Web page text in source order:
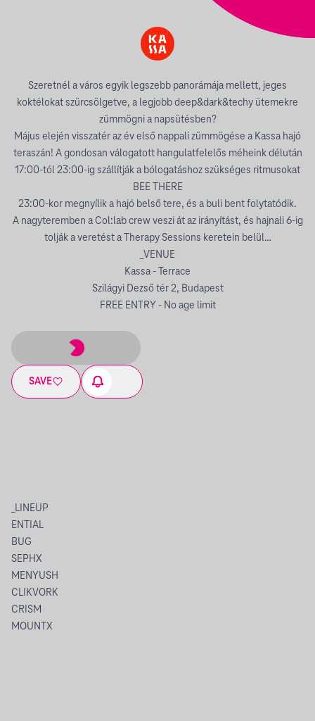
Szeretnél a város egyik legszebb panorámája mellett, jeges
koktélokat szürcsölgetve, a legjobb deep&dark&techy ütemekre
zümmögni a napsütésben?
Május elején visszatér az év első nappali zümmögése a Kassa hajó
teraszán! A gondosan válogatott hangulatfelelős méheink délután
17:00-tól 23:00-ig szállítják a bólogatáshoz szükséges ritmusokat
BEE THERE
23:00-kor megnyílik a hajó belső tere, és a buli bent folytatódik.
A nagyteremben a Col:lab crew veszi át az irányítást, és hajnali 6-ig
tolják a veretést a Therapy Sessions keretein belül…
_VENUE
Kassa - Terrace
Szilágyi Dezső tér 2, Budapest
FREE ENTRY - No age limit
SAVE
_LINEUP
ENTIAL
BUG
SEPHX
MENYUSH
CLIKVORK
CRISM
MOUNTX